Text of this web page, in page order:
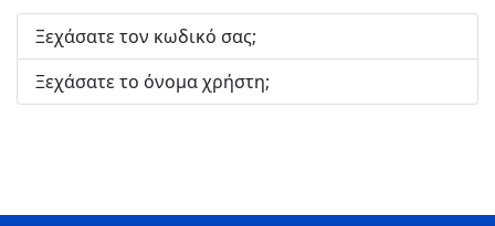
Ξεχάσατε τον κωδικό σας;
Ξεχάσατε το όνομα χρήστη;